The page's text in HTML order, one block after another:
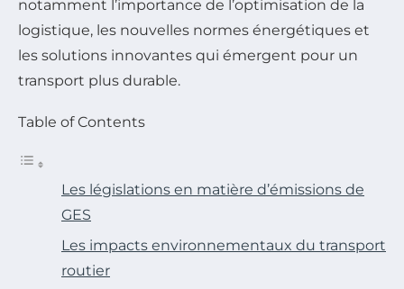
notamment l’importance de l’optimisation de la
logistique, les nouvelles normes énergétiques et
les solutions innovantes qui émergent pour un
transport plus durable.
Table of Contents
Les législations en matière d’émissions de
GES
Les impacts environnementaux du transport
routier